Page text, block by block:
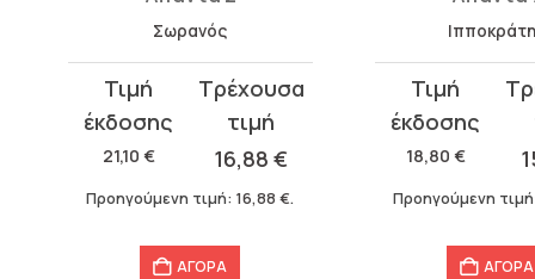
Σωρανός
21,10 €
Original
price
was:
21,10 €.
16,88€
τρέχουσα
τιμή
είναι:
Προηγούμενη τιμή: 16,88€.
ΑΓΟΡΑ
18,80 €
Original
price
was:
18,80 €.
τρέχουσα
τιμή
είναι:
Προηγούμενη
ΑΓΟΡΑ